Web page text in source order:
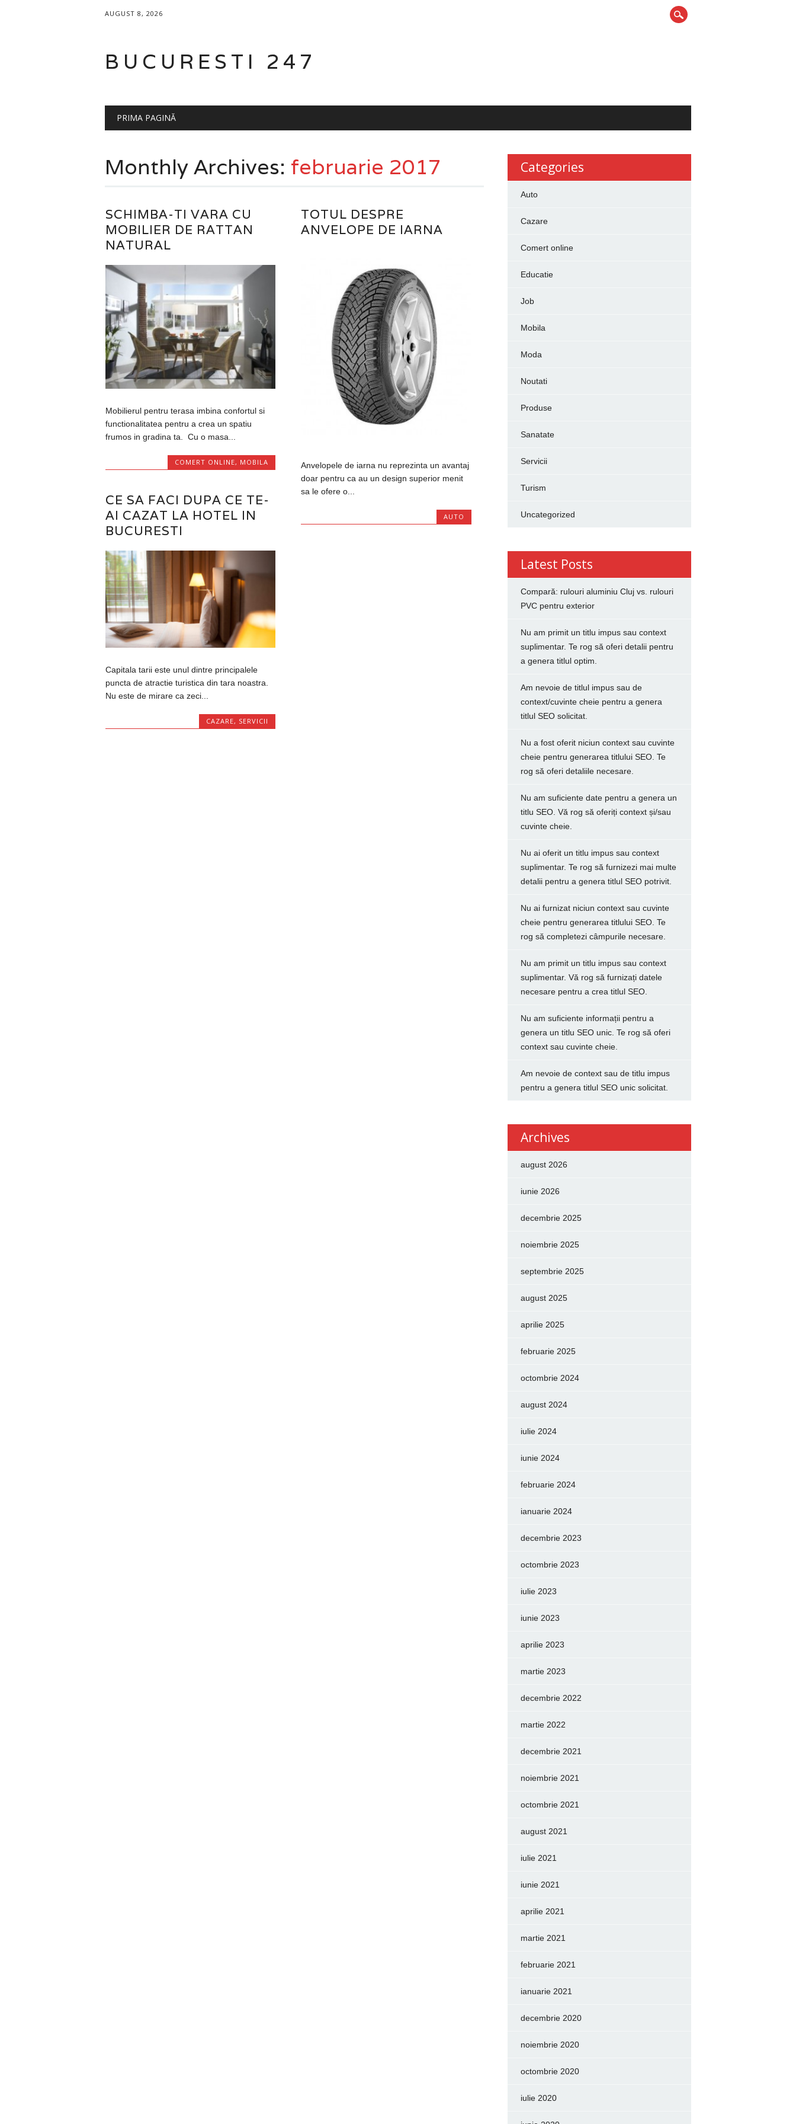
AUGUST 8, 2026
BUCURESTI 247
Main menu
PRIMA PAGINĂ
Monthly Archives: februarie 2017
SCHIMBA-TI VARA CU
MOBILIER DE RATTAN
NATURAL
Mobilierul pentru terasa imbina confortul si
functionalitatea pentru a crea un spatiu
frumos in gradina ta. Cu o masa...
COMERT ONLINE, MOBILA
TOTUL DESPRE
ANVELOPE DE IARNA
Anvelopele de iarna nu reprezinta un avantaj
doar pentru ca au un design superior menit
sa le ofere o...
AUTO
CE SA FACI DUPA CE TE-
AI CAZAT LA HOTEL IN
BUCURESTI
Capitala tarii este unul dintre principalele
puncta de atractie turistica din tara noastra.
Nu este de mirare ca zeci...
CAZARE, SERVICII
Categories
Auto
Cazare
Comert online
Educatie
Job
Mobila
Moda
Noutati
Produse
Sanatate
Servicii
Turism
Uncategorized
Latest Posts
Compară: rulouri aluminiu Cluj vs. rulouri
PVC pentru exterior
Nu am primit un titlu impus sau context
suplimentar. Te rog să oferi detalii pentru
a genera titlul optim.
Am nevoie de titlul impus sau de
context/cuvinte cheie pentru a genera
titlul SEO solicitat.
Nu a fost oferit niciun context sau cuvinte
cheie pentru generarea titlului SEO. Te
rog să oferi detaliile necesare.
Nu am suficiente date pentru a genera un
titlu SEO. Vă rog să oferiți context și/sau
cuvinte cheie.
Nu ai oferit un titlu impus sau context
suplimentar. Te rog să furnizezi mai multe
detalii pentru a genera titlul SEO potrivit.
Nu ai furnizat niciun context sau cuvinte
cheie pentru generarea titlului SEO. Te
rog să completezi câmpurile necesare.
Nu am primit un titlu impus sau context
suplimentar. Vă rog să furnizați datele
necesare pentru a crea titlul SEO.
Nu am suficiente informații pentru a
genera un titlu SEO unic. Te rog să oferi
context sau cuvinte cheie.
Am nevoie de context sau de titlu impus
pentru a genera titlul SEO unic solicitat.
Archives
august 2026
iunie 2026
decembrie 2025
noiembrie 2025
septembrie 2025
august 2025
aprilie 2025
februarie 2025
octombrie 2024
august 2024
iulie 2024
iunie 2024
februarie 2024
ianuarie 2024
decembrie 2023
octombrie 2023
iulie 2023
iunie 2023
aprilie 2023
martie 2023
decembrie 2022
martie 2022
decembrie 2021
noiembrie 2021
octombrie 2021
august 2021
iulie 2021
iunie 2021
aprilie 2021
martie 2021
februarie 2021
ianuarie 2021
decembrie 2020
noiembrie 2020
octombrie 2020
iulie 2020